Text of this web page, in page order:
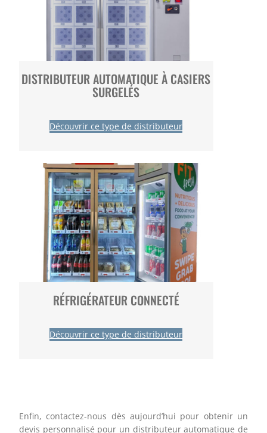
DISTRIBUTEUR AUTOMATIQUE À CASIERS
SURGELÉS
Découvrir ce type de distributeur
RÉFRIGÉRATEUR CONNECTÉ
Découvrir ce type de distributeur
Enfin, contactez-nous dès aujourd’hui pour obtenir un
devis personnalisé pour un distributeur automatique de